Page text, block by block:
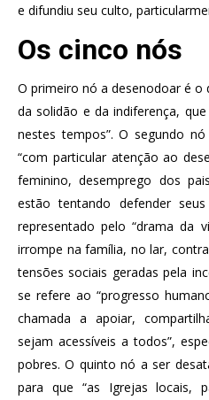
e difundiu seu culto,
Os cinco nós
O primeiro nó a desenodoar é o
da solidão e da indiferença,
nestes tempos”. O segundo
“com particular atenção ao
feminino, desemprego dos
estão tentando defender
representado pelo “drama da
irrompe na família, no lar,
tensões sociais geradas pela
se refere ao “progresso
chamada a apoiar,
sejam acessíveis a todos”,
pobres. O quinto nó a ser
para que “as Igrejas locais,